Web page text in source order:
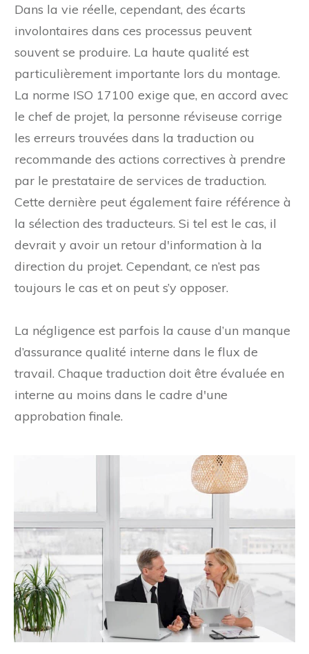
Dans la vie réelle, cependant, des écarts
involontaires dans ces processus peuvent
souvent se produire. La haute qualité est
particulièrement importante lors du montage.
La norme ISO 17100 exige que, en accord avec
le chef de projet, la personne réviseuse corrige
les erreurs trouvées dans la traduction ou
recommande des actions correctives à prendre
par le prestataire de services de traduction.
Cette dernière peut également faire référence à
la sélection des traducteurs. Si tel est le cas, il
devrait y avoir un retour d'information à la
direction du projet. Cependant, ce n’est pas
toujours le cas et on peut s’y opposer.
La négligence est parfois la cause d’un manque
d’assurance qualité interne dans le flux de
travail. Chaque traduction doit être évaluée en
interne au moins dans le cadre d'une
approbation finale.